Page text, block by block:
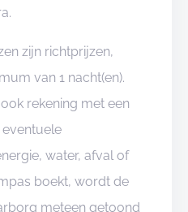
zijn richtprijzen,
van 1 nacht(en).
rekening met een
water, afval of
boekt, wordt de
meteen getoond